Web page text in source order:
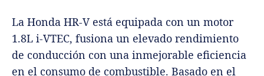
La Honda HR-V está equipada con un motor
1.8L i-VTEC, fusiona un elevado rendimiento
de conducción con una inmejorable eficiencia
en el consumo de combustible. Basado en el